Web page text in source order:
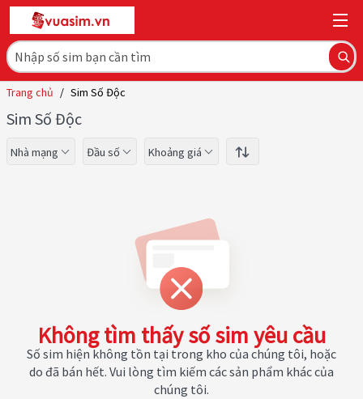
Trang chủ / Sim Số Độc
Sim Số Độc
Nhà mạng Đầu số Khoảng giá
Không tìm thấy số sim yêu cầu
Số sim hiện không tồn tại trong kho của chúng tôi, hoặc
do đã bán hết. Vui lòng tìm kiếm các sản phẩm khác của
chúng tôi.